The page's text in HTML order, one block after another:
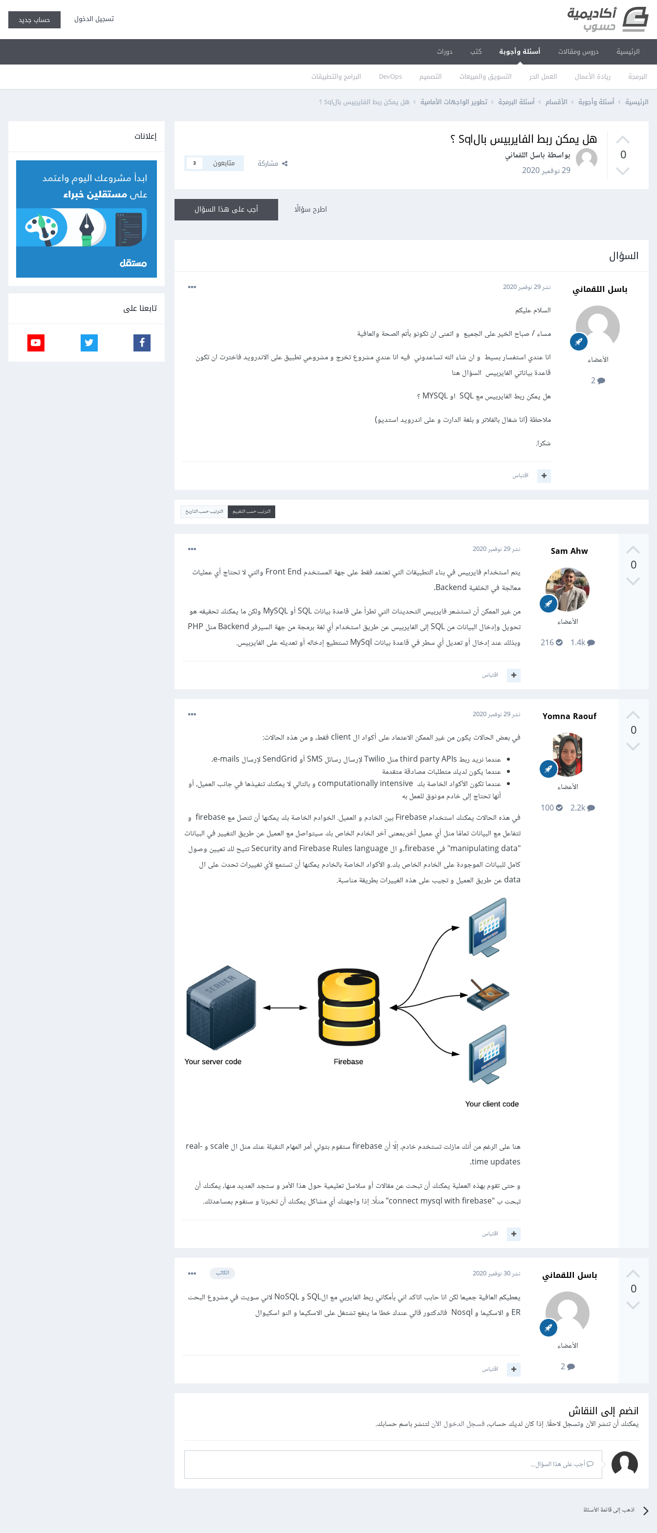
تسجيل الدخول حساب جديد
الرئيسية دروس ومقالات أسئلة وأجوبة
البرمجة ريادة الأعمال العمل الحر التسويق والمبيعات التصميم DevOps البرامج والتطبيقات
كتب دورات
الرئيسية أسئلة وأجوبة الأقسام أسئلة البرمجة تطوير الواجهات الأمامية هل يمكن ربط الفايربيس بالSql ؟
0
هل يمكن ربط الفايربيس بالSql ؟
بواسطة باسل اللقماني
29 نوفمبر 2020
مشاركة متابعون 3
أجب على هذا السؤال اطرح سؤالًا
السؤال
باسل اللقماني
الأعضاء
2
نشر29 نوفمبر 2020
السلام عليكم
مساء / صباح الخير على الجميع و اتمنى ان تكونو بأتم الصحة والعافية
انا عندي استفسار بسيط و ان شاء الله تساعدوني فيه انا عندي مشروع تخرج و مشروعي تطبيق على الاندرويد فاخترت ان تكون
قاعدة بياناتي الفايربيس السؤال هنا
هل يمكن ربط الفايربيس مع SQL او MYSQL ؟
ملاحظة (انا شغال بالفلاتر و بلغة الدارت و على اندرويد استديو)
شكرا.
اقتباس
الترتيب حسب التقييم الترتيب حسب التاريخ
0
Sam Ahw
الأعضاء
1.4k
216
نشر29 نوفمبر 2020
يتم استخدام فايربيس في بناء التطبيقات التي تعتمد فقط على جهة المستخدم Front End والتي لا تحتاج أي عمليات
معالجة في الخلفية Backend.
من غير الممكن أن تستشعر فايربيس التحديثات التي تطرأ على قاعدة بيانات SQL أو MySQL ولكن ما يمكنك تحقيقه هو
تحويل وإدخال البيانات من SQL إلى الفايربيس عن طريق استخدام أي لغة برمجة من جهة السيرفر Backend مثل PHP
وبذلك عند إدخال أو تعديل أي سطر في قاعدة بيانات MySql تستطيع إدخاله أو تعديله على الفايربيس.
اقتباس
0
Yomna Raouf
الأعضاء
2.2k
100
نشر29 نوفمبر 2020
في بعض الحالات يكون من غير الممكن الاعتماد على أكواد ال client فقط، و من هذه الحالات:
عندما نريد ربط third party APIs مثل Twilio لإرسال رسائل SMS أو SendGrid لإرسال e-mails.
عندما يكون لديك متطلبات مصادقة متقدمة
عندما تكون الأكواد الخاصة بك computationally intensive و بالتالي لا يمكنك تنفيذها في جانب العميل، أو
أنها تحتاج إلى خادم موثوق للعمل به
في هذه الحالات يمكنك استخدام Firebase بين الخادم و العميل. الخوادم الخاصة بك يمكنها أن تتصل مع firebase و
تتفاعل مع البيانات تمامًا مثل أي عميل آخر.بمعنى آخر الخادم الخاص بك سيتواصل مع العميل عن طريق التغيير في البيانات
"manipulating data" في firebase.و ال Security and Firebase Rules language تتيح لك تعيين وصول
كامل للبيانات الموجودة على الخادم الخاص بك.و الأكواد الخاصة بالخادم يمكنها أن تستمع لأي تغييرات تحدث على ال
data عن طريق العميل و تجيب على هذه الغييرات بطريقة مناسبة.
هنا على الرغم من أنك مازلت تستخدم خادم، إلّا أن firebase ستقوم بتولي أمر المهام الثقيلة عنك مثل ال scale و real-
time updates.
و حتى تقوم بهذه العملية يمكنك أن تبحث عن مقالات أو سلاسل تعليمية حول هذا الأمر و ستجد العديد منها، يمكنك أن
تبحث ب "connect mysql with firebase" مثلًا. إذا واجهتك أي مشاكل يمكنك أن تخبرنا و سنقوم بمساعدتك.
اقتباس
0
باسل اللقماني
الأعضاء
2
الكاتب نشر30 نوفمبر 2020
يعطيكم العافية جميعا لكن انا حابب اتاكد اني بأمكاني ربط الفايربي مع الSQL و NoSQL لاني سويت في مشروع البحث
ER و الاسكيما و Nosql فالدكتور قالي عندك خطا ما ينفع تشتغل على الاسكيما و النو اسكيوال
اقتباس
انضم إلى النقاش
يمكنك أن تنشر الآن وتسجل لاحقًا. إذا كان لديك حساب،فسجل الدخول الآنلتنشر باسم حسابك.
أجب على هذا السؤال...
اذهب إلى قائمة الأسئلة
إعلانات
تابعنا على